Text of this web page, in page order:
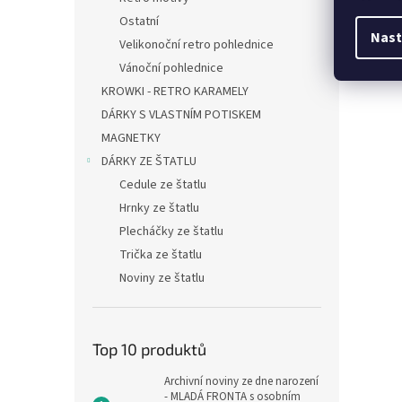
Ostatní
Velikonoční retro pohlednice
Vánoční pohlednice
KROWKI - RETRO KARAMELY
DÁRKY S VLASTNÍM POTISKEM
MAGNETKY
DÁRKY ZE ŠTATLU
Cedule ze štatlu
Hrnky ze štatlu
Plecháčky ze štatlu
Trička ze štatlu
Noviny ze štatlu
Top 10 produktů
Archivní noviny ze dne narození
- MLADÁ FRONTA s osobním